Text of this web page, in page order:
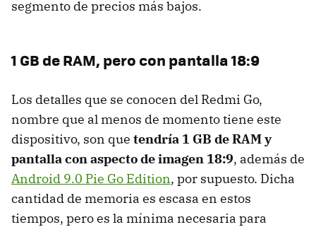
segmento de precios más bajos.
1 GB de RAM, pero con pantalla 18:9
Los detalles que se conocen del Redmi Go,
nombre que al menos de momento tiene este
dispositivo, son que tendría 1 GB de RAM y
pantalla con aspecto de imagen 18:9, además de
Android 9.0 Pie Go Edition, por supuesto. Dicha
cantidad de memoria es escasa en estos
tiempos, pero es la mínima necesaria para